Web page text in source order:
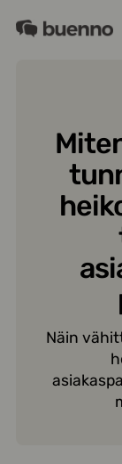
sisältöön
Buenno
Näin